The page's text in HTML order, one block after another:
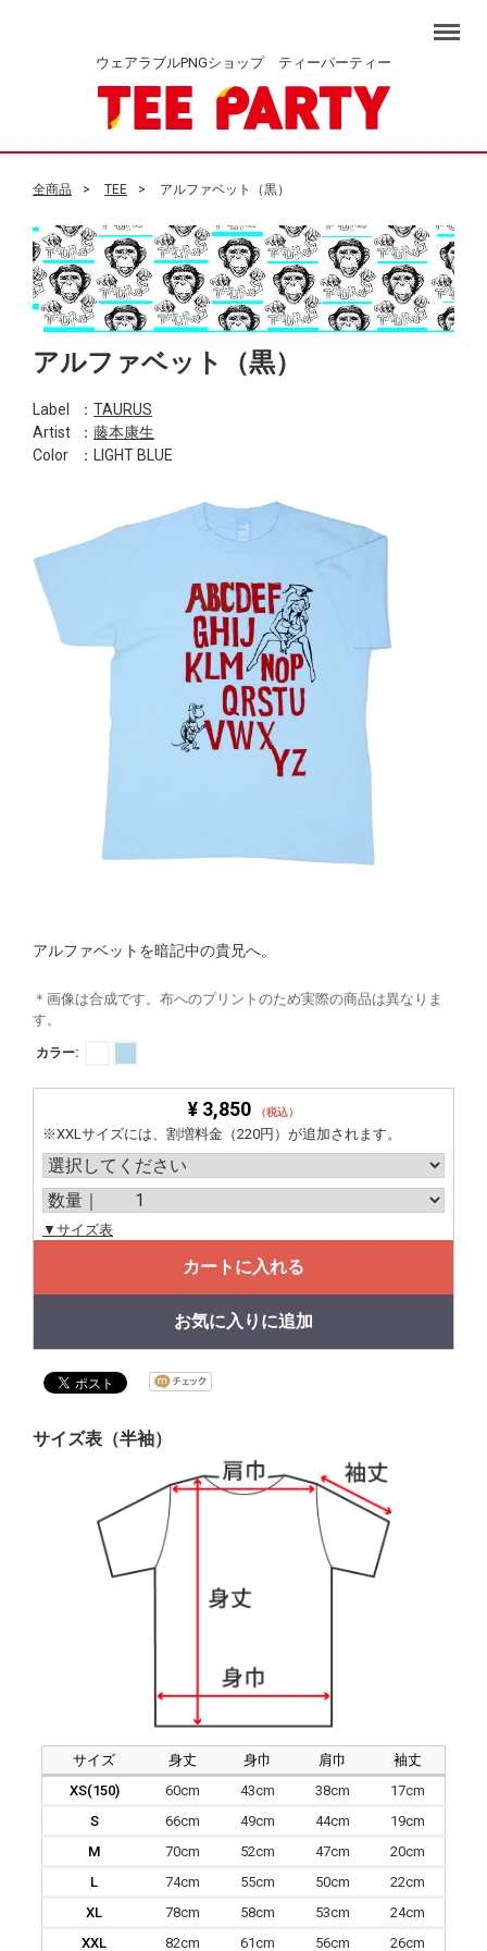
ウェアラブルPNGショップ ティーパーティー
Menu
全商品 TEE アルファベット（黒）
アルファベット（黒）
Label ： TAURUS
Artist
： 藤本康生
Color
：LIGHT BLUE
アルファベットを暗記中の貴兄へ。
＊画像は合成です。布へのプリントのため実際の商品は異なりま
す。
カラー:
¥ 3,850 （税込）
※XXLサイズには、割増料金（220円）が追加されます。
▼サイズ表
カートに入れる
お気に入りに追加
サイズ表（半袖）
サイズ 身丈 身巾 肩巾
袖丈
XS(150)
60cm 43cm 38cm
17cm
S
66cm 49cm 44cm
19cm
M
70cm 52cm 47cm
20cm
L
74cm 55cm 50cm
22cm
XL
78cm 58cm 53cm
24cm
XXL
82cm 61cm 56cm 26cm